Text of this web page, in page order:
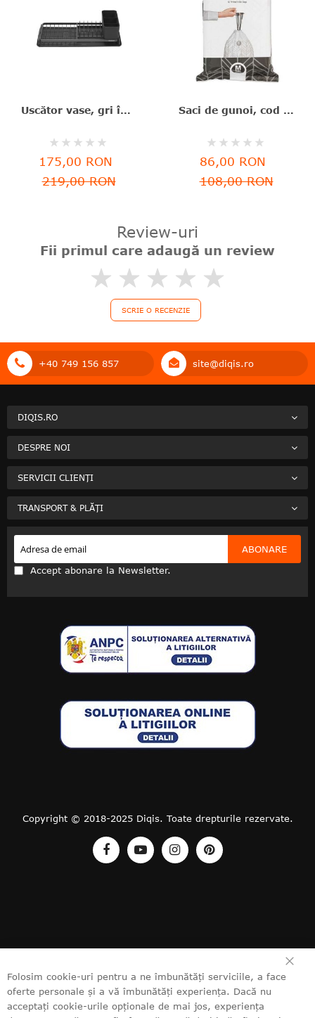
Uscător vase, gri închis, aluminiu+plastic, 46.3x20x12.6 cm, Brabantia - 8710755117268
Rating:
0%
175,00 RON
219,00 RON
Saci de gunoi, cod M, 40 bucăţi, 60 l, Brabantia - 8710755138829
Rating:
0%
86,00 RON
108,00 RON
Review-uri
Fii primul care adaugă un review
SCRIE O RECENZIE
+40 749 156 857 site@diqis.ro
DIQIS.RO
DESPRE NOI
SERVICII CLIENȚI
TRANSPORT & PLĂȚI
ABONARE
Accept abonare la Newsletter.
Copyright © 2018-2025 Diqis. Toate drepturile rezervate.
Folosim cookie-uri pentru a ne îmbunătăți serviciile, a face
oferte personale și a vă îmbunătăți experiența. Dacă nu
acceptați cookie-urile opționale de mai jos, experiența